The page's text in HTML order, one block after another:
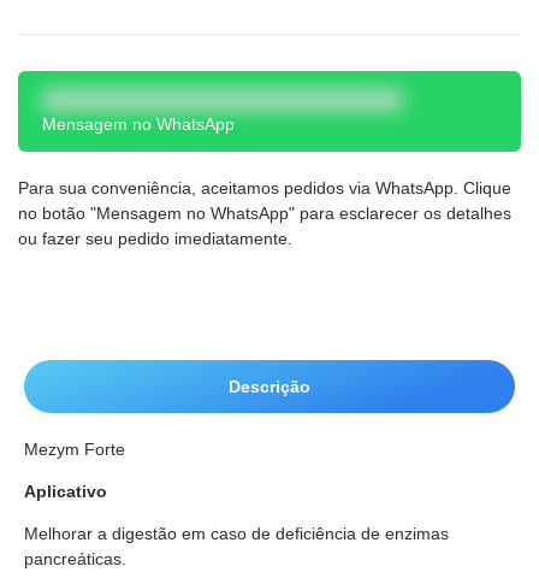
Mensagem no WhatsApp
Para sua conveniência, aceitamos pedidos via WhatsApp. Clique
no botão "Mensagem no WhatsApp" para esclarecer os detalhes
ou fazer seu pedido imediatamente.
Descrição
Mezym Forte
Aplicativo
Melhorar a digestão em caso de deficiência de enzimas
pancreáticas.